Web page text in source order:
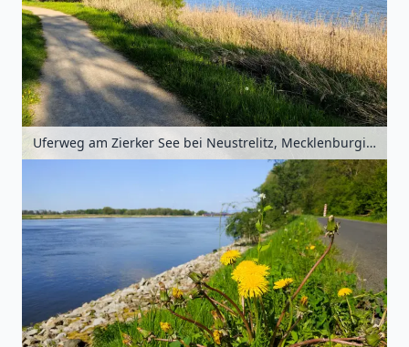
Uferweg am Zierker See bei Neustrelitz, Mecklenburgische Seenplatte, Mecklenburg-Vorpommern, Deutschland